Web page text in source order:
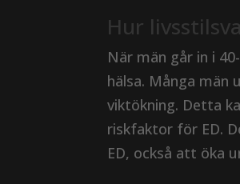
Hur
När män går in i
hälsa. Många män
viktökning. Detta
riskfaktor för ED.
ED, också att öka